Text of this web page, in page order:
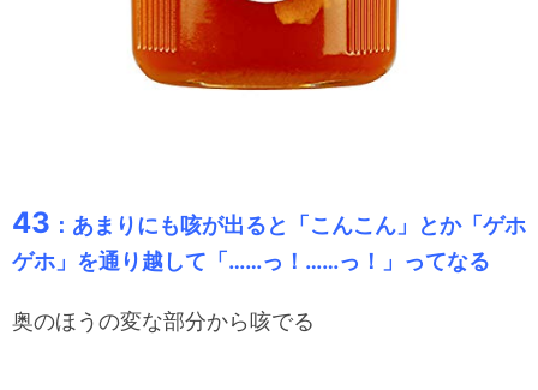
43 ：あまりにも咳が出ると「こんこん」とか「ゲホ
ゲホ」を通り越して「……っ！……っ！」ってなる
奥のほうの変な部分から咳でる